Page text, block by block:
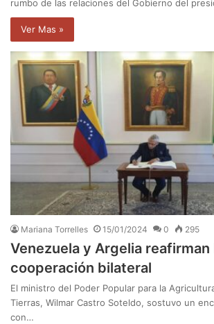
rumbo de las relaciones del Gobierno del
Ver Mas »
Mariana Torrelles 15/01/2024 0 295
Venezuela y Argelia reafirman
cooperación bilateral
El ministro del Poder Popular para la
Tierras, Wilmar Castro Soteldo, sostuvo un
con…